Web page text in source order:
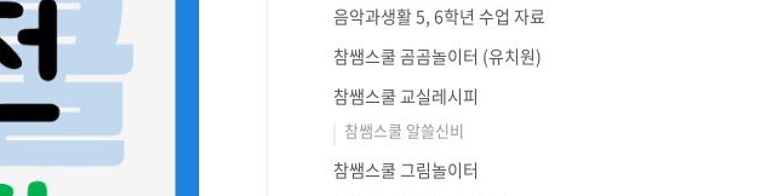
음악과생활 5, 6학년 수업 자료
참쌤스쿨 곰곰놀이터 (유치원)
참쌤스쿨 교실레시피
참쌤스쿨 알쓸신비
참쌤스쿨 그림놀이터